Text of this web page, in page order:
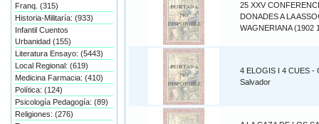
25 XXV
DONADES A LA
WAGNERIANA (1902
4 ELOGIS I 4 CUES -
Salvador
Franq. (315)
Historia-Militaría: (933)
Infantil Cuentos
Urbanidad (155)
Literatura Ensayo: (5443)
Local Regional: (619)
Medicina Farmacia: (410)
Política: (124)
Psicología Pedagogía: (89)
Religiones: (276)